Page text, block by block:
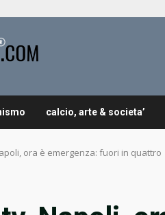
calcio, arte & societa’
ora è emergenza: fuori in quattro